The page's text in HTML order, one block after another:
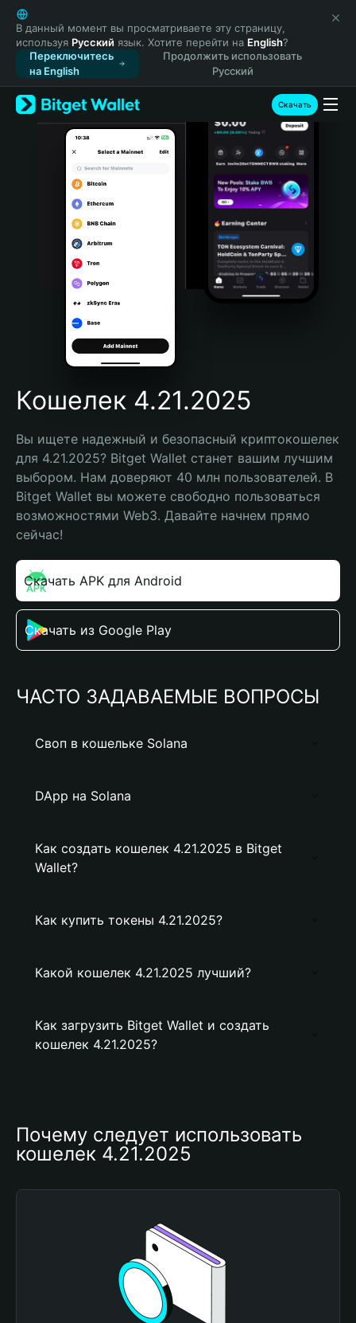
English
日本語
Tiếng Việt
Русский
Español (Latinoamérica)
Türkçe
Italiano
Português (Portugal)
Bahasa Indonesia
Português (Brasil)
Español (Argentina)
В данный момент вы просматриваете эту страницу,
используя Русский язык. Хотите перейти на English?
Переключитесь
на English
Продолжить использовать
Русский
Скачать
Кошелек 4.21.2025
Вы ищете надежный и безопасный криптокошелек
для 4.21.2025? Bitget Wallet станет вашим лучшим
выбором. Нам доверяют 40 млн пользователей. В
Bitget Wallet вы можете свободно пользоваться
возможностями Web3. Давайте начнем прямо
сейчас!
Скачать APK для Android
Скачать из Google Play
ЧАСТО ЗАДАВАЕМЫЕ ВОПРОСЫ
Своп в кошельке Solana
DApp на Solana
Как создать кошелек 4.21.2025 в Bitget
Wallet?
Как купить токены 4.21.2025?
Какой кошелек 4.21.2025 лучший?
Как загрузить Bitget Wallet и создать
кошелек 4.21.2025?
Почему следует использовать
кошелек 4.21.2025